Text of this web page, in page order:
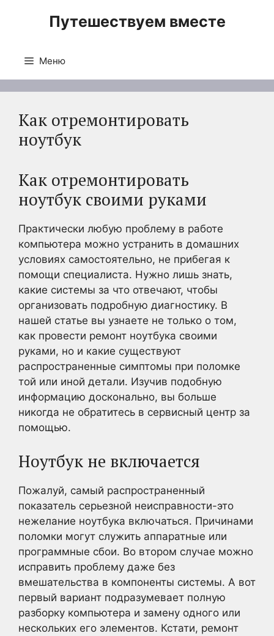
Путешествуем вместе
Меню
Как отремонтировать
ноутбук
Как отремонтировать
ноутбук своими руками
Практически любую проблему в работе
компьютера можно устранить в домашних
условиях самостоятельно, не прибегая к
помощи специалиста. Нужно лишь знать,
какие системы за что отвечают, чтобы
организовать подробную диагностику. В
нашей статье вы узнаете не только о том,
как провести ремонт ноутбука своими
руками, но и какие существуют
распространенные симптомы при поломке
той или иной детали. Изучив подобную
информацию досконально, вы больше
никогда не обратитесь в сервисный центр за
помощью.
Ноутбук не включается
Пожалуй, самый распространенный
показатель серьезной неисправности-это
нежелание ноутбука включаться. Причинами
поломки могут служить аппаратные или
программные сбои. Во втором случае можно
исправить проблему даже без
вмешательства в компоненты системы. А вот
первый вариант подразумевает полную
разборку компьютера и замену одного или
нескольких его элементов. Кстати, ремонт